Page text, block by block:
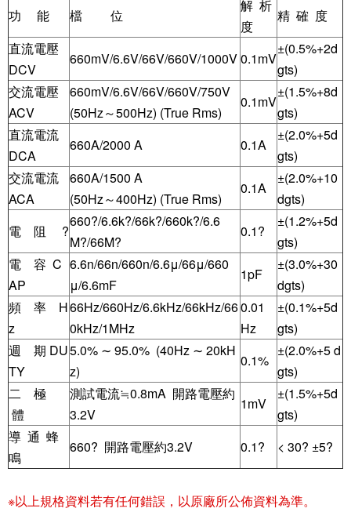
功 能 檔 位
解 析
度
精 確 度
直流電壓
DCV
660mV/6.6V/66V/660V/1000V0.1mV
±(0.5%+2d
gts)
交流電壓
ACV
660mV/6.6V/66V/660V/750V
(50Hz～500Hz) (True Rms)
0.1mV
±(1.5%+8d
gts)
直流電流
DCA
660A/2000 A 0.1A
±(2.0%+5d
gts)
交流電流
ACA
660A/1500 A
(50Hz～400Hz) (True Rms)
0.1A
±(2.0%+10
dgts)
電 阻 ?
660?/6.6k?/66k?/660k?/6.6
M?/66M?
0.1?
±(1.2%+5d
gts)
電 容 C
AP
6.6n/66n/660n/6.6μ/66μ/660
μ/6.6mF
1pF
±(3.0%+30
dgts)
頻 率 H
z
66Hz/660Hz/6.6kHz/66kHz/66
0kHz/1MHz
0.01
Hz
±(0.1%+5d
gts)
週 期 DU
TY
5.0% ∼ 95.0% (40Hz ∼ 20kH
z)
0.1%
±(2.0%+5 d
gts)
二 極
體
測試電流≒0.8mA 開路電壓約
3.2V
1mV
±(1.5%+5d
gts)
導 通 蜂
鳴
660? 開路電壓約3.2V 0.1? < 30? ±5?
※以上規格資料若有任何錯誤，以原廠所公佈資料為準。